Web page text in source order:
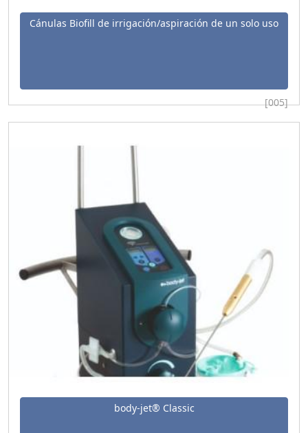
Cánulas Biofill de irrigación/aspiración de un solo uso
[005]
body-jet® Classic